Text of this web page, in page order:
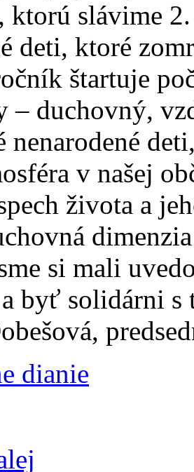
ktorú slávime
deti, ktoré
štartuje
– duchovný,
nenarodené
v našej
života a
si mali
byť solidárni
dianie